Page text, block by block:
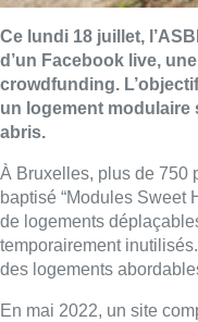
Ce lundi 18 juillet,
d’un Facebook live,
crowdfunding.
un logement modulaire
abris.
À Bruxelles, plus de 750
baptisé “Modules Sweet
de logements
temporairement
des logements
En mai 2022, un site